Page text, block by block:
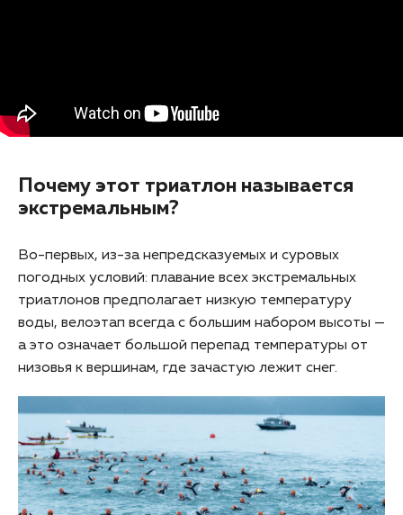
Почему этот триатлон называется
экстремальным?
Во-первых, из-за непредсказуемых и суровых
погодных условий: плавание всех экстремальных
триатлонов предполагает низкую температуру
воды, велоэтап всегда с большим набором высоты —
а это означает большой перепад температуры от
низовья к вершинам, где зачастую лежит снег.